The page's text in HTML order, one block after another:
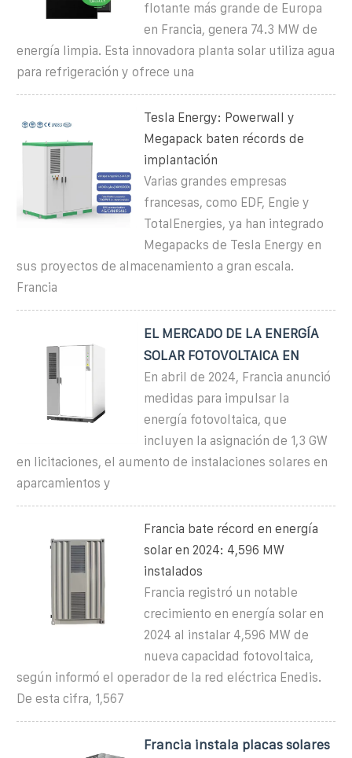
flotante más grande de Europa
en Francia, genera 74.3 MW de
energía limpia. Esta innovadora planta solar utiliza agua
para refrigeración y ofrece una
Tesla Energy: Powerwall y
Megapack baten récords de
implantación
Varias grandes empresas
francesas, como EDF, Engie y
TotalEnergies, ya han integrado
Megapacks de Tesla Energy en
sus proyectos de almacenamiento a gran escala.
Francia
EL MERCADO DE LA ENERGÍA
SOLAR FOTOVOLTAICA EN
En abril de 2024, Francia anunció
medidas para impulsar la
energía fotovoltaica, que
incluyen la asignación de 1,3 GW
en licitaciones, el aumento de instalaciones solares en
aparcamientos y
Francia bate récord en energía
solar en 2024: 4,596 MW
instalados
Francia registró un notable
crecimiento en energía solar en
2024 al instalar 4,596 MW de
nueva capacidad fotovoltaica,
según informó el operador de la red eléctrica Enedis.
De esta cifra, 1,567
Francia instala placas solares